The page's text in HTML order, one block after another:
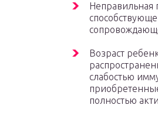
Неправильная
Возраст
слабостью
полностью